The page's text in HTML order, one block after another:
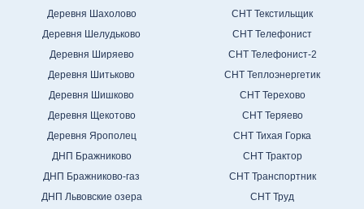
Деревня Шахолово
Деревня Шелудьково
Деревня Ширяево
Деревня Шитьково
Деревня Шишково
Деревня Щекотово
Деревня Ярополец
ДНП Бражниково
ДНП Бражниково-газ
ДНП Львовские озера
СНТ Текстильщик
СНТ Телефонист
СНТ Телефонист-2
СНТ Теплоэнергетик
СНТ Терехово
СНТ Теряево
СНТ Тихая Горка
СНТ Трактор
СНТ Транспортник
СНТ Труд